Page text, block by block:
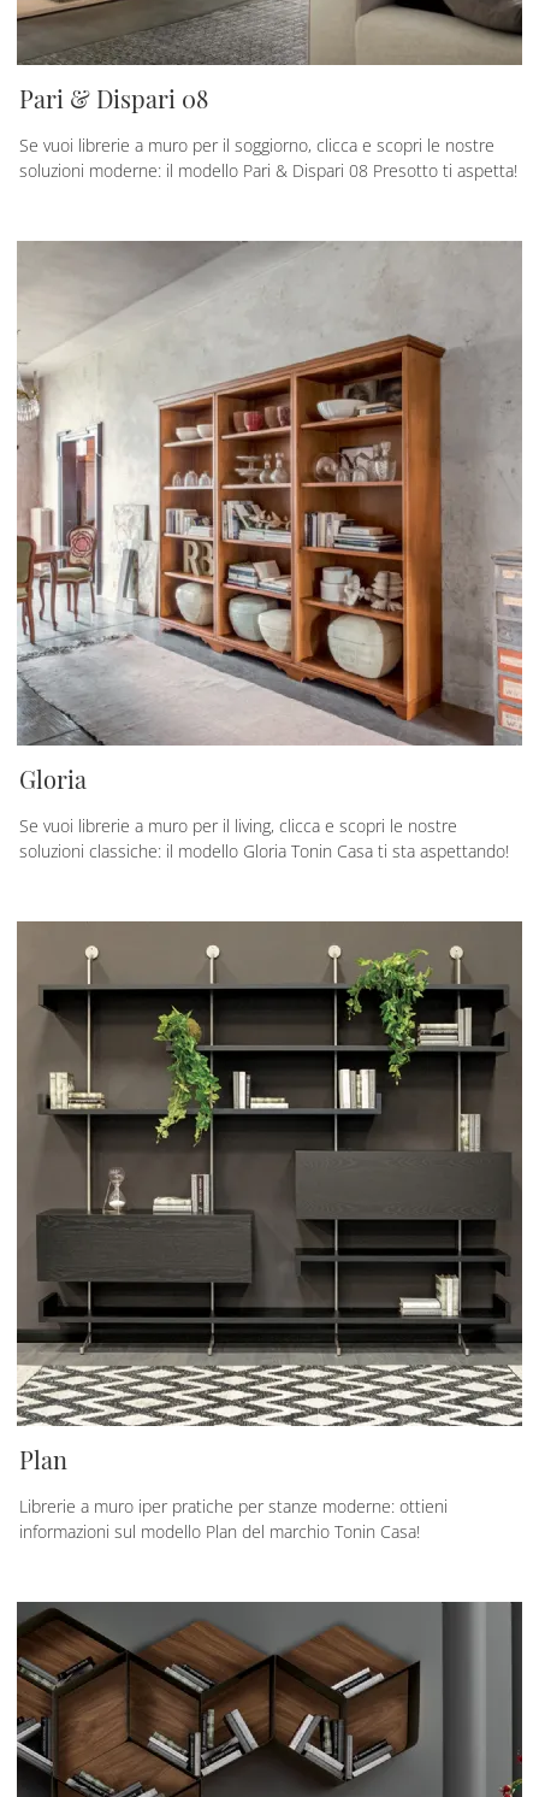
Pari & Dispari 08
Se vuoi librerie a muro per il soggiorno, clicca e scopri le nostre
soluzioni moderne: il modello Pari & Dispari 08 Presotto ti aspetta!
Gloria
Se vuoi librerie a muro per il living, clicca e scopri le nostre
soluzioni classiche: il modello Gloria Tonin Casa ti sta aspettando!
Plan
Librerie a muro iper pratiche per stanze moderne: ottieni
informazioni sul modello Plan del marchio Tonin Casa!